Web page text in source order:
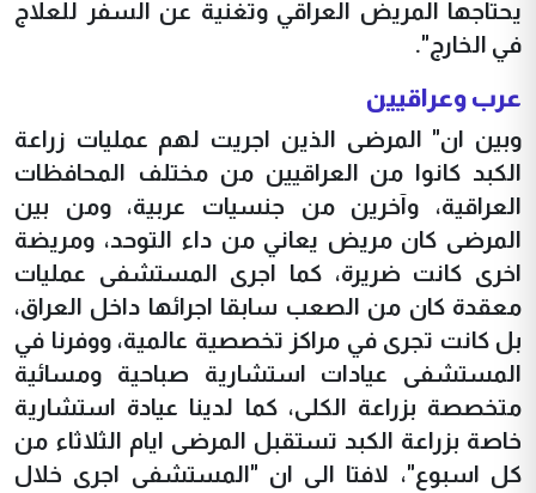
يحتاجها المريض العراقي وتغنية عن السفر للعلاج
في الخارج".
عرب وعراقيين
وبين ان" المرضى الذين اجريت لهم عمليات زراعة
الكبد كانوا من العراقيين من مختلف المحافظات
العراقية، وآخرين من جنسيات عربية، ومن بين
المرضى كان مريض يعاني من داء التوحد، ومريضة
اخرى كانت ضريرة، كما اجرى المستشفى عمليات
معقدة كان من الصعب سابقا اجرائها داخل العراق،
بل كانت تجرى في مراكز تخصصية عالمية، ووفرنا في
المستشفى عيادات استشارية صباحية ومسائية
متخصصة بزراعة الكلى، كما لدينا عيادة استشارية
خاصة بزراعة الكبد تستقبل المرضى ايام الثلاثاء من
كل اسبوع"، لافتا الى ان "المستشفى اجرى خلال